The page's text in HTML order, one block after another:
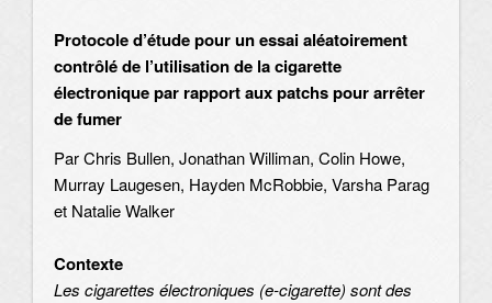
Protocole d’étude pour un essai aléatoirement
contrôlé de l’utilisation de la cigarette
électronique par rapport aux patchs pour arrêter
de fumer
Par Chris Bullen, Jonathan Williman, Colin Howe,
Murray Laugesen, Hayden McRobbie, Varsha Parag
et Natalie Walker
Contexte
Les cigarettes électroniques (e-cigarette) sont des